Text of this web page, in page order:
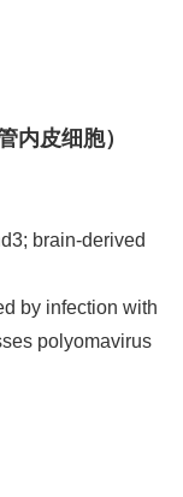
内皮细胞）
brain-derived
by infection with
polyomavirus